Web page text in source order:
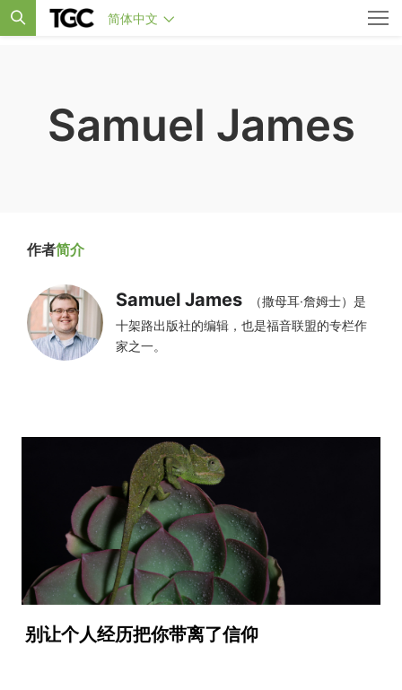
简体中文
Samuel James
作者简介
Samuel James
（撒母耳·詹姆士）是
十架路出版社的编辑，也是福音联盟的专栏作
家之一。
别让个人经历把你带离了信仰